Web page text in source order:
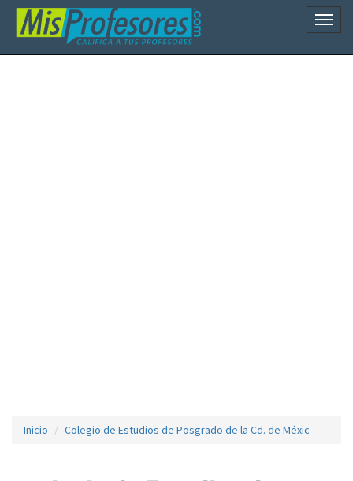
Inicio Colegio de Estudios de Posgrado de la Cd. de Méxic